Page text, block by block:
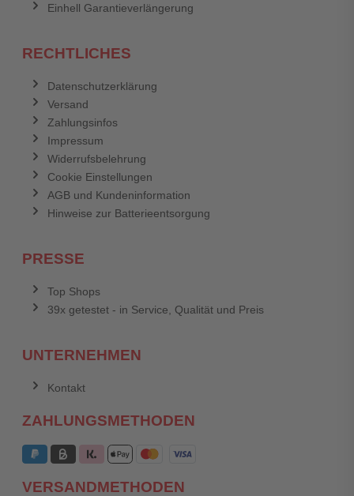
Einhell Garantieverlängerung
RECHTLICHES
Datenschutzerklärung
Versand
Zahlungsinfos
Impressum
Widerrufsbelehrung
Cookie Einstellungen
AGB und Kundeninformation
Hinweise zur Batterieentsorgung
PRESSE
Top Shops
39x getestet - in Service, Qualität und Preis
UNTERNEHMEN
Kontakt
ZAHLUNGSMETHODEN
VERSANDMETHODEN